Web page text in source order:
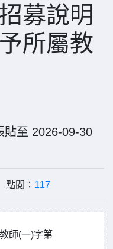
募說明
所屬教
貼至 2026-09-30
閱： 117
師(一)字第